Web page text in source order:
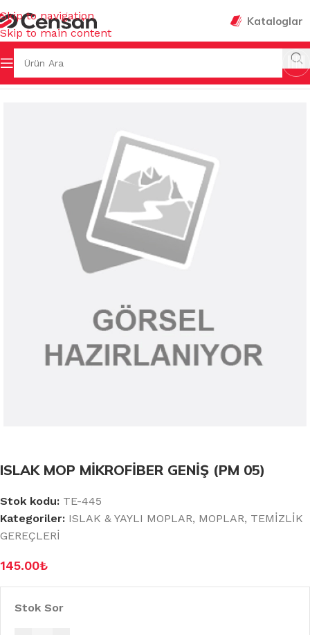
Skip to navigation
Skip to main content
Kataloglar
/ ISLAK & YAYLI MOPLAR
ISLAK MOP MİKROFİBER GENİŞ (PM 05)
Stok kodu: TE-445
Kategoriler: ISLAK & YAYLI MOPLAR, MOPLAR, TEMİZLİK
GEREÇLERİ
145.00₺
Stok Sor